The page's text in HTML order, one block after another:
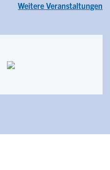
Weitere Veranstaltungen